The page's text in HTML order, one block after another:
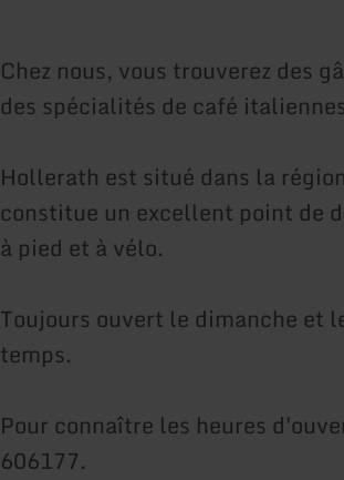
Chez nous, vous trouverez des
des spécialités de café
Hollerath est situé dans la
constitue un excellent point de
à pied et à vélo.
Toujours ouvert le dimanche et
temps.
Pour connaître les heures
606177.